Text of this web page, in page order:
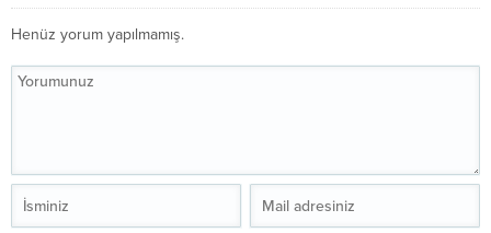
Henüz yorum yapılmamış.